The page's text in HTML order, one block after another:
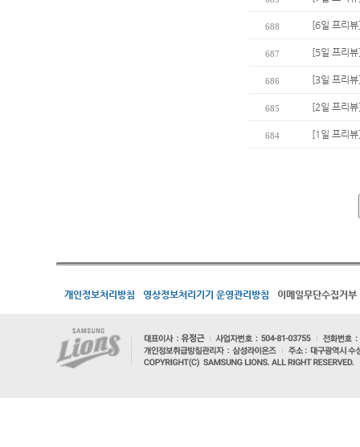
688 [6일 프리
687 [5일 프리
686 [3일 프리
685 [2일 프리
684 [1일 프리
개인정보처리방침 영상정보처리기기 운영관리방침 이메일무단수집거부